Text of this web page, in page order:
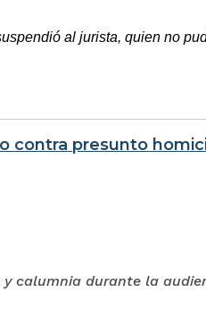
al jurista, quien no
contra presunto
calumnia durante la